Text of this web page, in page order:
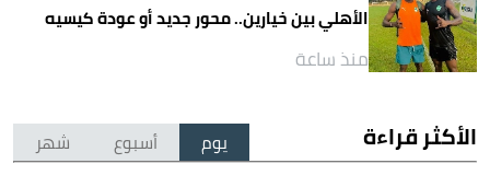
الأهلي بين خيارين.. محور جديد أو عودة كيسيه
منذ ساعة
الأكثر قراءة يوم أسبوع شهر